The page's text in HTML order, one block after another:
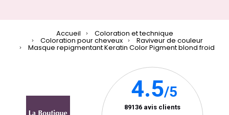
Accueil Coloration et technique
Coloration pour cheveux Raviveur de couleur
Masque repigmentant Keratin Color Pigment blond froid